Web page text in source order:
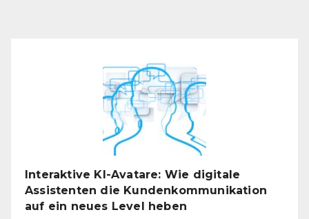
Interaktive KI-Avatare: Wie digitale
Assistenten die Kundenkommunikation
auf ein neues Level heben